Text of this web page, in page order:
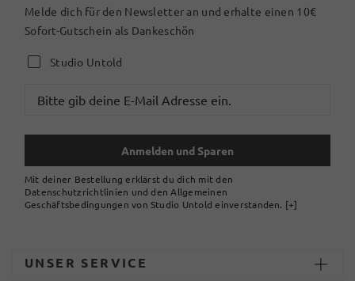
Melde dich für den Newsletter an und erhalte einen 10€
Sofort-Gutschein als Dankeschön
Studio Untold
Anmelden und Sparen
Mit deiner Bestellung erklärst du dich mit den
Datenschutzrichtlinien und den Allgemeinen
Geschäftsbedingungen von Studio Untold einverstanden. [+]
UNSER SERVICE